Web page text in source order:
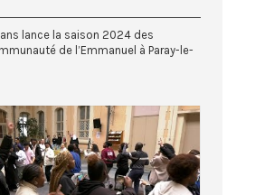
lance la saison 2024 des
de l’Emmanuel à Paray-le-